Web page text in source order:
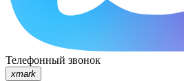
Телефонный звонок
xmark